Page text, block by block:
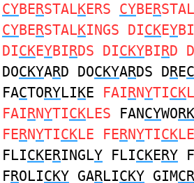
CYBERSTALKERS CYBERSTAL
CYBERSTALKINGS DICKEYBI
DICKEYBIRDS DICKYBIRD
DOCKYARD DOCKYARDS DRE
FACTORYLIKE FAIRNYTICK
FAIRNYTICKLES FANCYWORK
FERNYTICKLE FERNYTICK
FLICKERINGLY FLICKERY F
FROLICKY GARLICKY GIMCR